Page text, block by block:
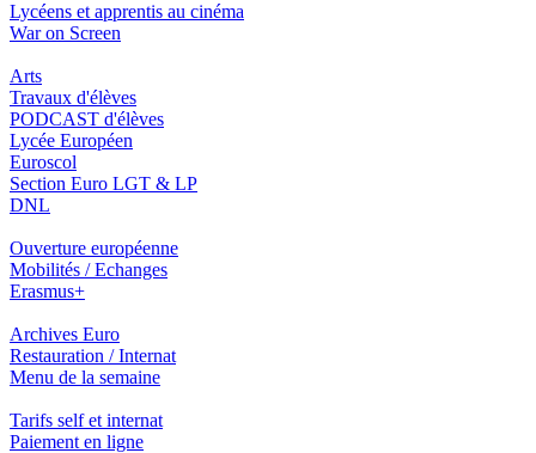
Lycéens et apprentis au cinéma
War on Screen
Arts
Travaux d'élèves
PODCAST d'élèves
Lycée Européen
Euroscol
Section Euro LGT & LP
DNL
Ouverture européenne
Mobilités / Echanges
Erasmus+
Archives Euro
Restauration / Internat
Menu de la semaine
Tarifs self et internat
Paiement en ligne